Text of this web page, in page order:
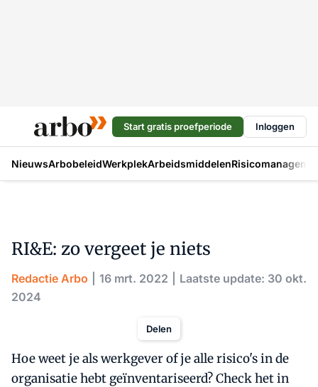
Start gratis proefperiode Inloggen
NieuwsArbobeleidWerkplekArbeidsmiddelen
RI&E: zo vergeet je niets
Redactie Arbo 16 mrt. 2022
Laatste update: 30 okt.
2024
Delen
Hoe weet je als werkgever of je alle risico's in de
organisatie hebt geïnventariseerd? Check het in